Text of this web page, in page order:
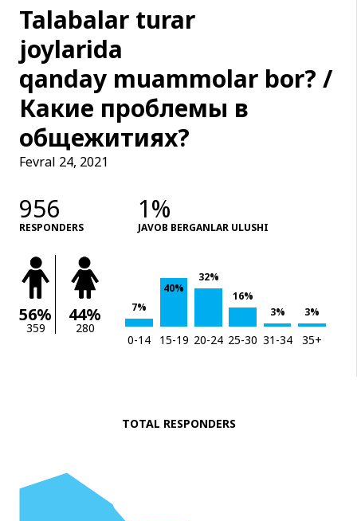
Talabalar turar
joylarida
qanday muammolar bor? /
Какие проблемы в
общежитиях?
Fevral 24, 2021
956
RESPONDERS
1%
JAVOB BERGANLAR ULUSHI
56%
359
44%
280
7%
40%
32%
16%
3%
3%
0-14 15-19 20-24 25-30 31-34 35+
TOTAL RESPONDERS